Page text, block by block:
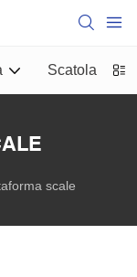
Scatola di
scale